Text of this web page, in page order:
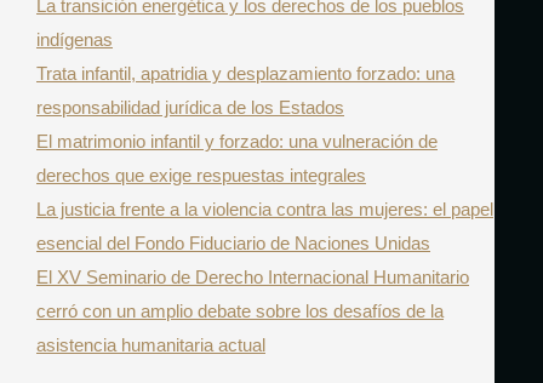
f
o
r
:
La transición energética y los derechos de los pueblos
indígenas
Trata infantil, apatridia y desplazamiento forzado: una
responsabilidad jurídica de los Estados
El matrimonio infantil y forzado: una vulneración de
derechos que exige respuestas integrales
La justicia frente a la violencia contra las mujeres: el papel
esencial del Fondo Fiduciario de Naciones Unidas
El XV Seminario de Derecho Internacional Humanitario
cerró con un amplio debate sobre los desafíos de la
asistencia humanitaria actual